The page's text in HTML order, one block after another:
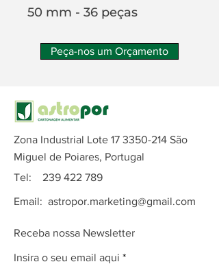
50 mm - 36 peças
Peça-nos um Orçamento
Zona Industrial Lote 17 3350-214 São
Miguel de Poiares, Portugal
Tel: 239 422 789
Email: astropor.marketing@gmail.com
Receba nossa Newsletter
Insira o seu email aqui